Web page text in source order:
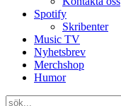
Spotify
Skribenter
Music TV
Nyhetsbrev
Merchshop
Humor